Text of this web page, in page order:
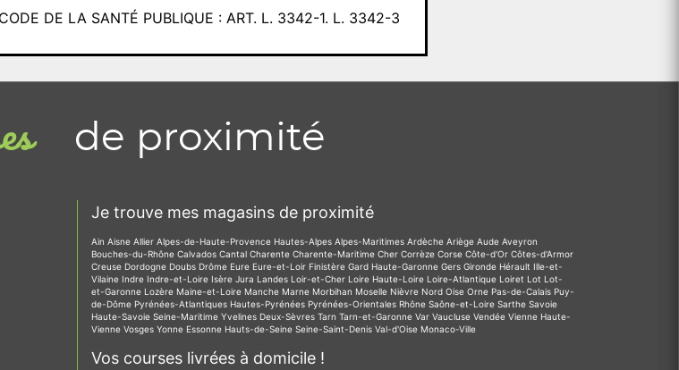
CODE DE LA SANTÉ PUBLIQUE : ART. L. 3342-1. L. 3342-3
de proximité
Je trouve mes magasins de proximité
Ain Aisne Allier Alpes-de-Haute-Provence Hautes-Alpes Alpes-Maritimes Ardèche Ariège Aude Aveyron
Bouches-du-Rhône Calvados Cantal Charente Charente-Maritime Cher Corrèze Corse Côte-d'Or Côtes-d'Armor
Creuse Dordogne Doubs Drôme Eure Eure-et-Loir Finistère Gard Haute-Garonne Gers Gironde Hérault Ille-et-
Vilaine Indre Indre-et-Loire Isère Jura Landes Loir-et-Cher Loire Haute-Loire Loire-Atlantique Loiret Lot Lot-
et-Garonne Lozère Maine-et-Loire Manche Marne Morbihan Moselle Nièvre Nord Oise Orne Pas-de-Calais Puy-
de-Dôme Pyrénées-Atlantiques Hautes-Pyrénées Pyrénées-Orientales Rhône Saône-et-Loire Sarthe Savoie
Haute-Savoie Seine-Maritime Yvelines Deux-Sèvres Tarn Tarn-et-Garonne Var Vaucluse Vendée Vienne Haute-
Vienne Vosges Yonne Essonne Hauts-de-Seine Seine-Saint-Denis Val-d'Oise Monaco-Ville
Vos courses livrées à domicile !